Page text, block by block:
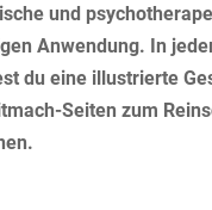
und
Anwendung. In
du eine illustrierte
Seiten zum